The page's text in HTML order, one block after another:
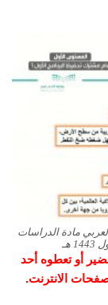
مادة الدراسات
أو تعطوه أحد
صفحات الانترنت.